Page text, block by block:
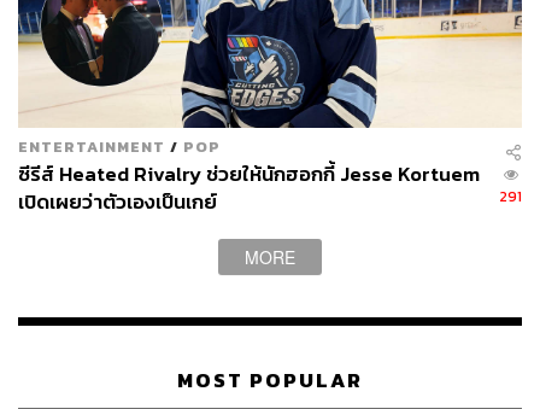
ENTERTAINMENT / POP
ซีรีส์ Heated Rivalry ช่วยให้นักฮอกกี้ Jesse Kortuem
เปิดเผยว่าตัวเองเป็นเกย์
291
MORE
MOST POPULAR